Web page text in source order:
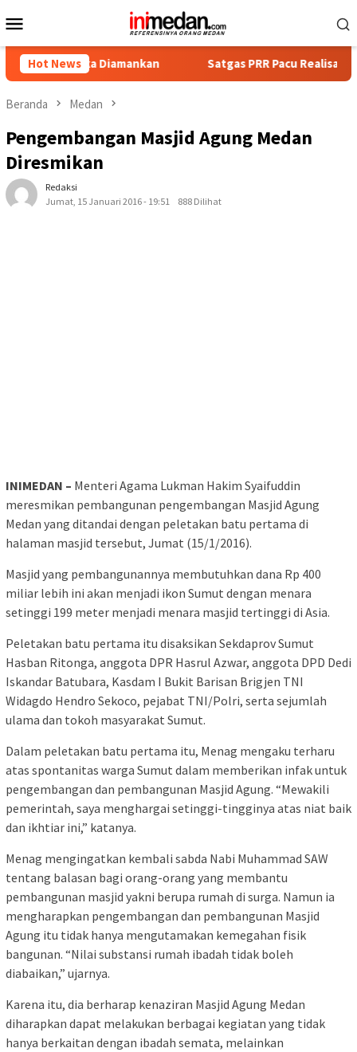
ke
Mobile
Hot News
Diamankan Satgas PRR Pacu Realisasi Tambahan
Beranda Medan
Pengembangan Masjid Agung Medan
Diresmikan
Redaksi
Jumat, 15 Januari 2016 - 19:51
888 Dilihat
INIMEDAN – Menteri Agama Lukman Hakim Syaifuddin
meresmikan pembangunan pengembangan Masjid Agung
Medan yang ditandai dengan peletakan batu pertama di
halaman masjid tersebut, Jumat (15/1/2016).
Masjid yang pembangunannya membutuhkan dana Rp 400
miliar lebih ini akan menjadi ikon Sumut dengan menara
setinggi 199 meter menjadi menara masjid tertinggi di Asia.
Peletakan batu pertama itu disaksikan Sekdaprov Sumut
Hasban Ritonga, anggota DPR Hasrul Azwar, anggota DPD Dedi
Iskandar Batubara, Kasdam I Bukit Barisan Brigjen TNI
Widagdo Hendro Sekoco, pejabat TNI/Polri, serta sejumlah
ulama dan tokoh masyarakat Sumut.
Dalam peletakan batu pertama itu, Menag mengaku terharu
atas spontanitas warga Sumut dalam memberikan infak untuk
pengembangan dan pembangunan Masjid Agung. “Mewakili
pemerintah, saya menghargai setinggi-tingginya atas niat baik
dan ikhtiar ini,” katanya.
Menag mengingatkan kembali sabda Nabi Muhammad SAW
tentang balasan bagi orang-orang yang membantu
pembangunan masjid yakni berupa rumah di surga. Namun ia
mengharapkan pengembangan dan pembangunan Masjid
Agung itu tidak hanya mengutamakan kemegahan fisik
bangunan. “Nilai substansi rumah ibadah tidak boleh
diabaikan,” ujarnya.
Karena itu, dia berharap kenaziran Masjid Agung Medan
diharapkan dapat melakukan berbagai kegiatan yang tidak
hanya berkaitan dengan ibadah semata, melainkan